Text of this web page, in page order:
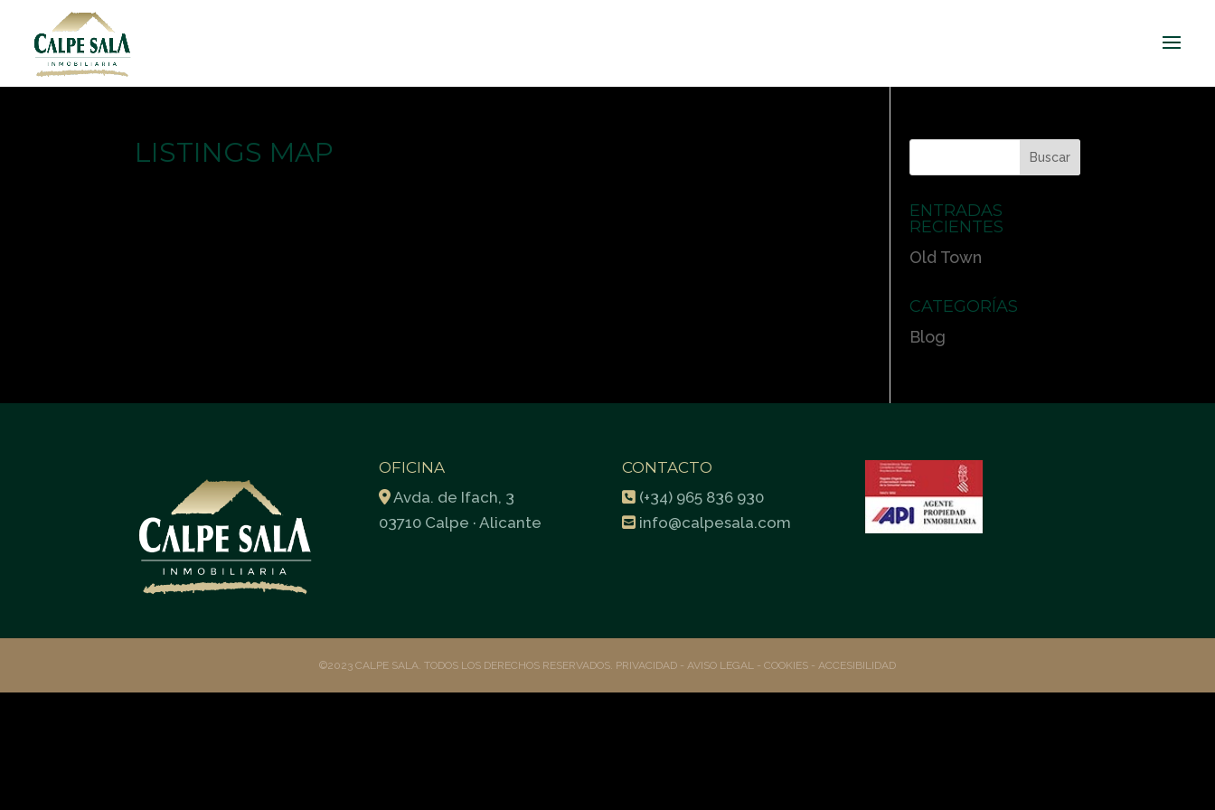
LISTINGS MAP
ENTRADAS
RECIENTES
Old Town
CATEGORÍAS
Blog
OFICINA
Avda. de Ifach, 3
03710 Calpe · Alicante
CONTACTO
(+34) 965 836 930
info@calpesala.com
©2023 CALPE SALA. TODOS LOS DERECHOS RESERVADOS. PRIVACIDAD - AVISO LEGAL - COOKIES - ACCESIBILIDAD